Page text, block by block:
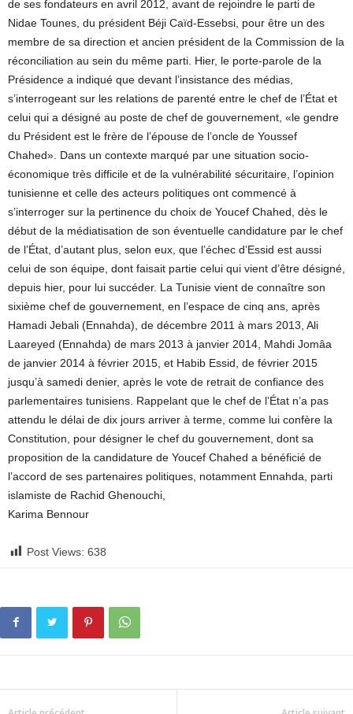
de ses fondateurs en avril 2012, avant de rejoindre le parti de
Nidae Tounes, du président Béji Caïd-Essebsi, pour être un des
membre de sa direction et ancien président de la Commission de la
réconciliation au sein du même parti. Hier, le porte-parole de la
Présidence a indiqué que devant l’insistance des médias,
s’interrogeant sur les relations de parenté entre le chef de l’État et
celui qui a désigné au poste de chef de gouvernement, «le gendre
du Président est le frère de l’épouse de l’oncle de Youssef
Chahed». Dans un contexte marqué par une situation socio-
économique très difficile et de la vulnérabilité sécuritaire, l’opinion
tunisienne et celle des acteurs politiques ont commencé à
s’interroger sur la pertinence du choix de Youcef Chahed, dès le
début de la médiatisation de son éventuelle candidature par le chef
de l’État, d’autant plus, selon eux, que l’échec d’Essid est aussi
celui de son équipe, dont faisait partie celui qui vient d’être désigné,
depuis hier, pour lui succéder. La Tunisie vient de connaître son
sixième chef de gouvernement, en l’espace de cinq ans, après
Hamadi Jebali (Ennahda), de décembre 2011 à mars 2013, Ali
Laareyed (Ennahda) de mars 2013 à janvier 2014, Mahdi Jomâa
de janvier 2014 à février 2015, et Habib Essid, de février 2015
jusqu’à samedi denier, après le vote de retrait de confiance des
parlementaires tunisiens. Rappelant que le chef de l’État n’a pas
attendu le délai de dix jours arriver à terme, comme lui confère la
Constitution, pour désigner le chef du gouvernement, dont sa
proposition de la candidature de Youcef Chahed a bénéficié de
l’accord de ses partenaires politiques, notamment Ennahda, parti
islamiste de Rachid Ghenouchi,
Karima Bennour
Post Views: 638